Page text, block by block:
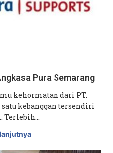
Pura Semarang
kehormatan dari PT.
kebanggan tersendiri
Terlebih…